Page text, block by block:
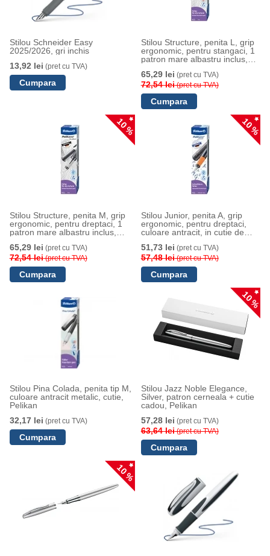
Stilou Schneider Easy
2025/2026, gri inchis
13,92 lei (pret cu TVA)
Stilou Structure, penita L, grip
ergonomic, pentru stangaci, 1
patron mare albastru inclus,
Pelikan
65,29 lei (pret cu TVA)
72,54 lei(pret cu TVA)
10 %
Stilou Structure, penita M, grip
ergonomic, pentru dreptaci, 1
patron mare albastru inclus,
Pelikan
65,29 lei (pret cu TVA)
72,54 lei(pret cu TVA)
10 %
Stilou Junior, penita A, grip
ergonomic, pentru dreptaci,
culoare antracit, in cutie de
51,73 lei (pret cu TVA)
57,48 lei(pret cu TVA)
Stilou Pina Colada, penita tip M,
culoare antracit metalic, cutie,
Pelikan
32,17 lei (pret cu TVA)
10 %
Stilou Jazz Noble Elegance,
Silver, patron cerneala + cutie
cadou, Pelikan
57,28 lei (pret cu TVA)
63,64 lei(pret cu TVA)
10 %